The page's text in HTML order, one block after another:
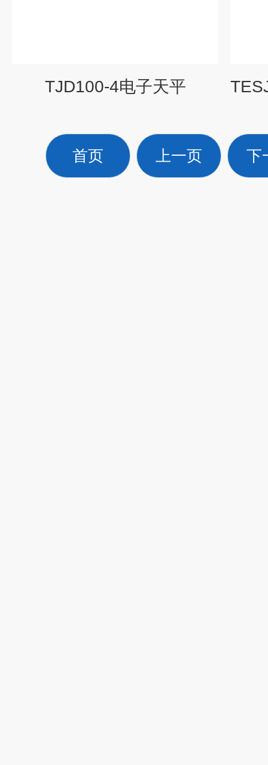
TJD100-4电子天平
首页 上一页 下